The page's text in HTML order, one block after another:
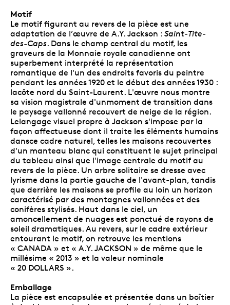
Motif
Le motif figurant au revers de la pièce est une
adaptation de l’œuvre de A.Y. Jackson : Saint-Tite-
des-Caps. Dans le champ central du motif, les
graveurs de la Monnaie royale canadienne ont
superbement interprété la représentation
romantique de l'un des endroits favoris du peintre
pendant les années 1920 et le début des années 1930 :
lacôte nord du Saint-Laurent. L'œuvre nous montre
sa vision magistrale d'unmoment de transition dans
le paysage vallonné recouvert de neige de la région.
Lelangage visuel propre à Jackson s'impose par la
façon affectueuse dont il traite les éléments humains
dansce cadre naturel, telles les maisons recouvertes
d'un manteau blanc qui constituent le sujet principal
du tableau ainsi que l'image centrale du motif au
revers de la pièce. Un arbre solitaire se dresse avec
lyrisme dans la partie gauche de l'avant-plan, tandis
que derrière les maisons se profile au loin un horizon
caractérisé par des montagnes vallonnées et des
conifères stylisés. Haut dans le ciel, un
amoncellement de nuages est ponctué de rayons de
soleil dramatiques. Au revers, sur le cadre extérieur
entourant le motif, on retrouve les mentions
« CANADA » et « A.Y. JACKSON » de même que le
millésime « 2013 » et la valeur nominale
« 20 DOLLARS ».
Emballage
La pièce est encapsulée et présentée dans un boîtier